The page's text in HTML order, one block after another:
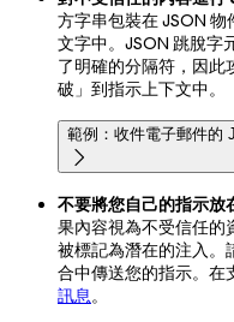
方字串包裝在 JSON
文字中。JSON 跳脫字
了明確的分隔符，因此
破」到指示上下文中。
範例：收件電子郵件的

不要將您自己的指示放
果內容視為不受信任的
被標記為潛在的注入。
合中傳送您的指示。在
訊息 。